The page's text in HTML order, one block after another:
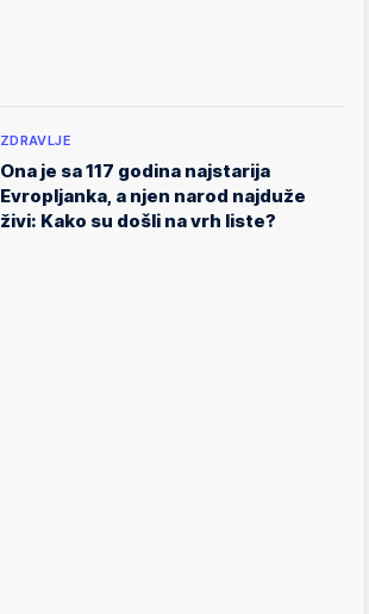
ZDRAVLJE
Ona je sa 117 godina najstarija
Evropljanka, a njen narod najduže
živi: Kako su došli na vrh liste?